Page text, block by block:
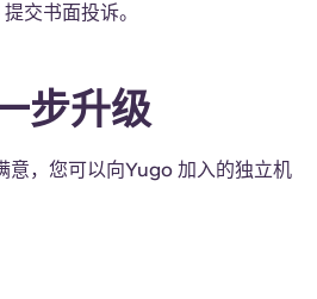
交书面投诉。
步升级
意，您可以向Yugo 加入的独立机